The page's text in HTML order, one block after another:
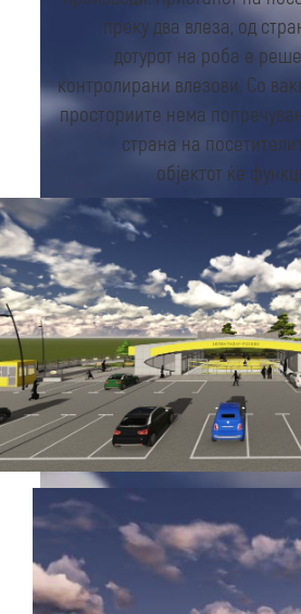
преку два влеза, од
дотурот на роба е
контролирани влезови. Со
просториите нема
страна на
објектот ќе